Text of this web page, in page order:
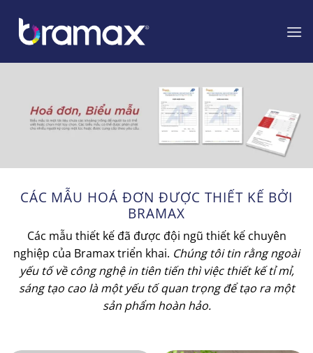
dung
CÁC MẪU HOÁ ĐƠN ĐƯỢC THIẾT KẾ BỞI
BRAMAX
Các mẫu thiết kế đã được đội ngũ thiết kế chuyên
nghiệp của Bramax triển khai. Chúng tôi tin rằng ngoài
yếu tố về công nghệ in tiên tiến thì việc thiết kế tỉ mỉ,
sáng tạo cao là một yếu tố quan trọng để tạo ra một
sản phẩm hoàn hảo.